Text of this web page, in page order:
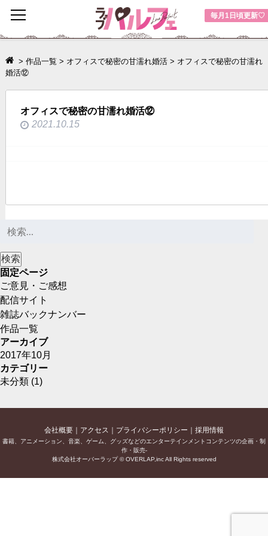
毎月1日頃更新♡
toggle
navigation
> 作品一覧 > オフィスで秘密の甘濡れ婚活> オフィスで秘密の甘濡れ
婚活⑫
オフィスで秘密の甘濡れ婚活⑫
2021.10.15
固定ページ
ご意見・ご感想
配信サイト
雑誌バックナンバー
作品一覧
アーカイブ
2017年10月
カテゴリー
未分類 (1)
会社概要 アクセス プライバシーポリシー 採用情報
書籍、アニメーション、音楽、ゲーム、グッズなどのエンターテインメントコンテンツの企画・制
作・販売-
株式会社オーバーラップ © OVERLAP,inc All Rights reserved